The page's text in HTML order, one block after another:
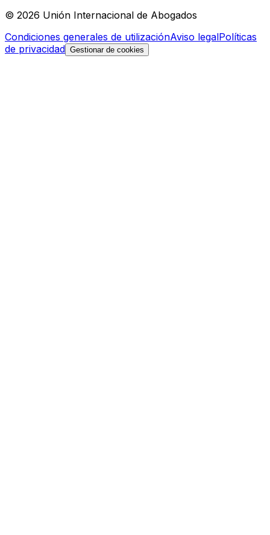
© 2026 Unión Internacional de Abogados
Condiciones generales de utilizaciónAviso legalPolíticas
de privacidad Gestionar de cookies